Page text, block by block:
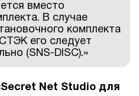
вместо
В случае
комплекта
его следует
(SNS-DISС).»
Net Studio для